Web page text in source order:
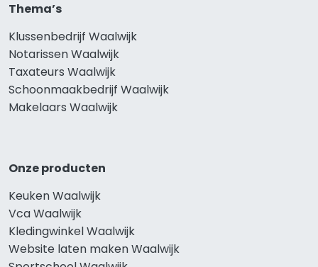
Thema’s
Klussenbedrijf Waalwijk
Notarissen Waalwijk
Taxateurs Waalwijk
Schoonmaakbedrijf Waalwijk
Makelaars Waalwijk
Onze producten
Keuken Waalwijk
Vca Waalwijk
Kledingwinkel Waalwijk
Website laten maken Waalwijk